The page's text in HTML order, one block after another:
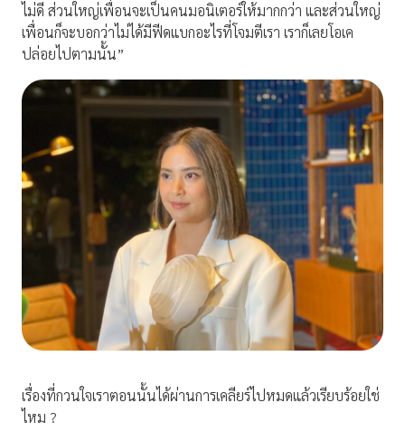
ไม่ดี ส่วนใหญ่เพื่อนจะเป็นคนมอนิเตอร์ให้มากกว่า และส่วนใหญ่
เพื่อนก็จะบอกว่าไม่ได้มีฟีดแบกอะไรที่โจมตีเรา เราก็เลยโอเค
ปล่อยไปตามนั้น”
เรื่องที่กวนใจเราตอนนั้นได้ผ่านการเคลียร์ไปหมดแล้วเรียบร้อยใช่
ไหม ?